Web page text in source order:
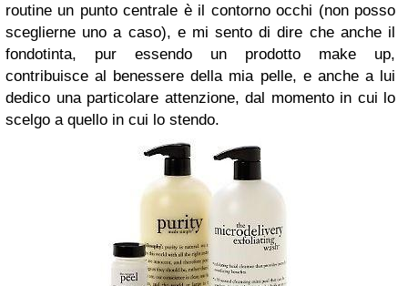
routine un punto centrale è il contorno occhi (non posso
sceglierne uno a caso), e mi sento di dire che anche il
fondotinta, pur essendo un prodotto make up,
contribuisce al benessere della mia pelle, e anche a lui
dedico una particolare attenzione, dal momento in cui lo
scelgo a quello in cui lo stendo.